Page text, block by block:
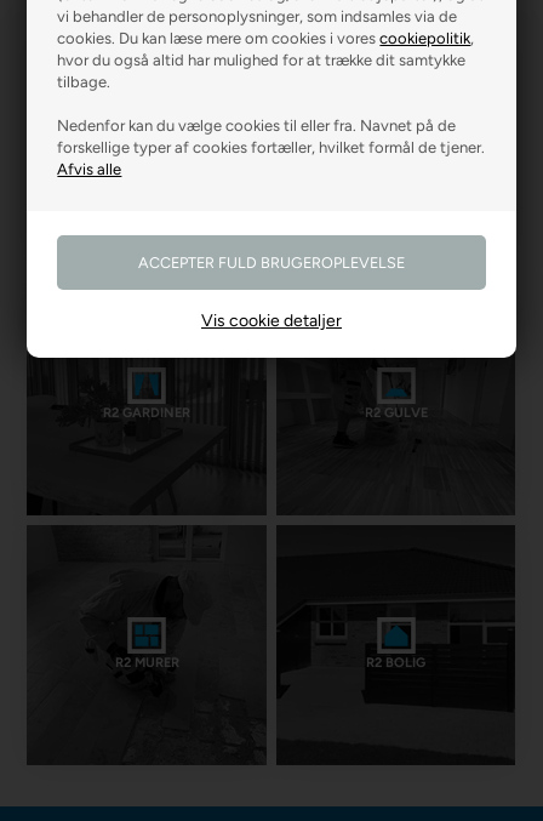
vi behandler de personoplysninger, som indsamles via de
cookies. Du kan læse mere om cookies i vorescookiepolitik,
hvor du også altid har mulighed for at trække dit samtykke
tilbage.
Nedenfor kan du vælge cookies til eller fra. Navnet på de
forskellige typer af cookies fortæller, hvilket formål de tjener.
Vis cookie detaljer
R2 MALERFIRMA
R2 GARDINER R2 GULVE
R2 MURER R2 BOLIG